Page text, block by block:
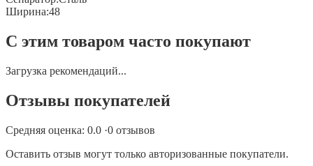
Ширина:48
С этим товаром часто покупают
Загрузка рекомендаций...
Отзывы покупателей
Средняя оценка: 0.0 ·0 отзывов
Оставить отзыв могут только авторизованные покупатели.